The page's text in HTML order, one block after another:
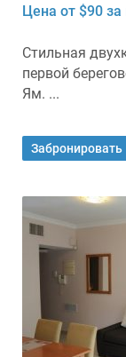
Цена от $90 за
Стильная
первой
Ям. ...
Забронировать